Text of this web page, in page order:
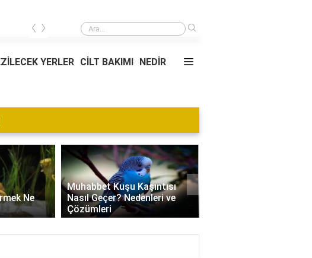
Sosyal bilgiler için kelime avı bulmacaları nereden alınır?
‹ ›
YERLER CİLT BAKIMI NEDİR
ve
Edamame Nedir? Faydaları,
Tüketimi ve Tarif Önerileri
›